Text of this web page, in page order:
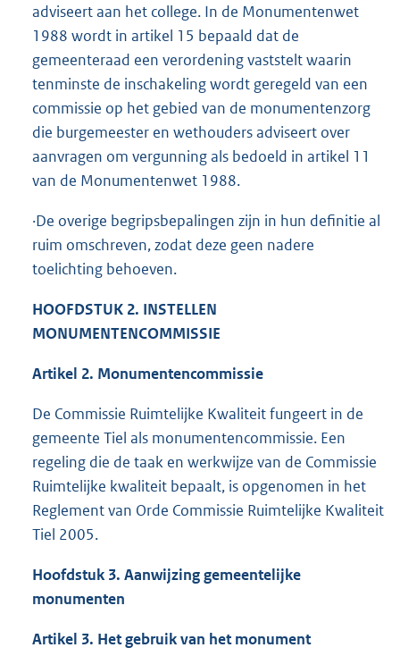
adviseert aan het college. In de Monumentenwet
1988 wordt in artikel 15 bepaald dat de
gemeenteraad een verordening vaststelt waarin
tenminste de inschakeling wordt geregeld van een
commissie op het gebied van de monumentenzorg
die burgemeester en wethouders adviseert over
aanvragen om vergunning als bedoeld in artikel 11
van de Monumentenwet 1988.
·De overige begripsbepalingen zijn in hun definitie al
ruim omschreven, zodat deze geen nadere
toelichting behoeven.
HOOFDSTUK 2. INSTELLEN
MONUMENTENCOMMISSIE
Artikel 2. Monumentencommissie
De Commissie Ruimtelijke Kwaliteit fungeert in de
gemeente Tiel als monumentencommissie. Een
regeling die de taak en werkwijze van de Commissie
Ruimtelijke kwaliteit bepaalt, is opgenomen in het
Reglement van Orde Commissie Ruimtelijke Kwaliteit
Tiel 2005.
Hoofdstuk 3. Aanwijzing gemeentelijke
monumenten
Artikel 3. Het gebruik van het monument